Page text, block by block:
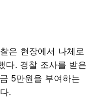
은 현장에서 나체로
다. 경찰 조사를 받은
5만원을 부여하는
.